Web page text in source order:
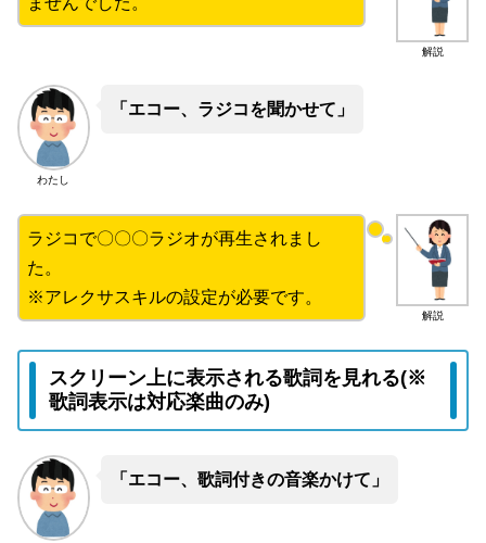
解説
わたし
「エコー、ラジコを聞かせて」
解説
ラジコで〇〇〇ラジオが再生されまし
た。
※アレクサスキルの設定が必要です。
スクリーン上に表示される歌詞を見れる(※
歌詞表示は対応楽曲のみ)
「エコー、歌詞付きの音楽かけて」